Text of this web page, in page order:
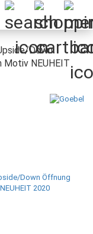
Down
Motiv NEUHEIT